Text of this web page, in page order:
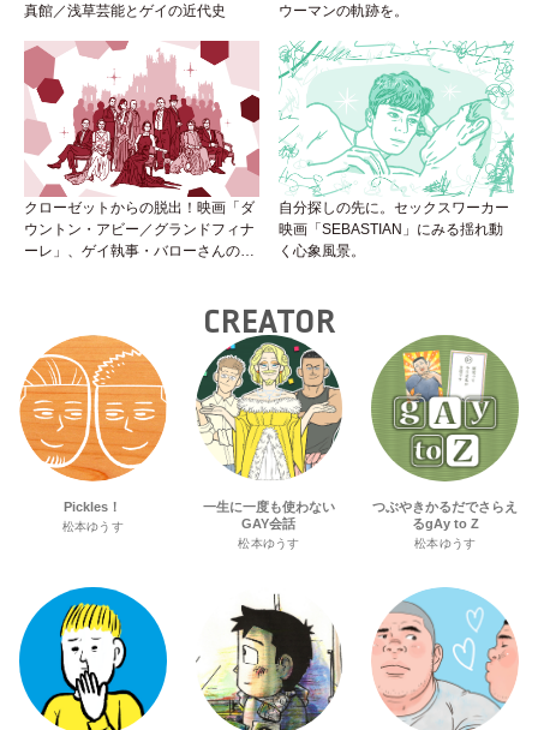
真館／浅草芸能とゲイの近代史
ウーマンの軌跡を。
クローゼットからの脱出！映画「ダ
ウントン・アビー／グランドフィナ
ーレ」、ゲイ執事・バローさんの成
自分探しの先に。セックスワーカー
映画「SEBASTIAN」にみる揺れ動
く心象風景。
CREATOR
Pickles！
松本ゆうす
一生に一度も使わない
GAY会話
松本ゆうす
つぶやきかるだでさらえ
るgAy to Z
松本ゆうす